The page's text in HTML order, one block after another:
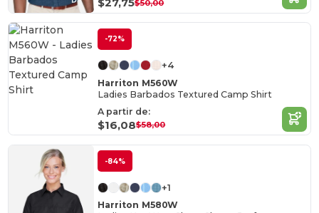
$27,75$50,00
-72%
+4
Harriton M560W
Ladies Barbados Textured Camp Shirt
A partir de:
$16,08$58,00
-84%
+1
Harriton M580W